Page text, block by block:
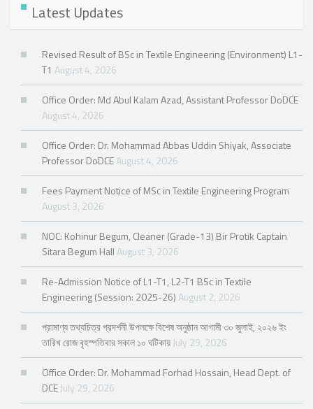
Latest Updates
Revised Result of BSc in Textile Engineering (Environment) L1-
T1 August 4, 2026
Office Order: Md Abul Kalam Azad, Assistant Professor DoDCE
August 4, 2026
Office Order: Dr. Mohammad Abbas Uddin Shiyak, Associate
Professor DoDCEAugust 4, 2026
Fees Payment Notice of MSc in Textile Engineering Program
August 3, 2026
NOC: Kohinur Begum, Cleaner (Grade-13) Bir Protik Captain
Sitara Begum HallAugust 3, 2026
Re-Admission Notice of L1-T1, L2-T1 BSc in Textile
Engineering (Session: 2025-26)August 2, 2026
প্রামাণ্য তথ্যচিত্র প্রদর্শনী উপলক্ষে বিশেষ অনুষ্ঠান আগামী ৩০ জুলাই, ২০২৬ ইং
তারিখ রোজ বৃহস্পতিবার সকাল ১০ ঘটিকায় July 29, 2026
Office Order: Dr. Mohammad Forhad Hossain, Head Dept. of
DCE July 29, 2026